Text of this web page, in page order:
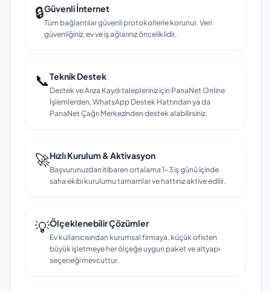
🔒Güvenli İnternet
Tüm bağlantılar güvenli protokollerle korunur. Veri
güvenliğiniz, ev ve iş ağlarınız önceliklidir.
📞Teknik Destek
Destek ve Arıza Kaydı talepleriniz için PanaNet Online
İşlemlerden, WhatsApp Destek Hattından ya da
PanaNet Çağrı Merkezinden destek alabilirsiniz.
🚀Hızlı Kurulum & Aktivasyon
Başvurunuzdan itibaren ortalama 1–3 iş günü içinde
saha ekibi kurulumu tamamlar ve hattınız aktive edilir.
💡Ölçeklenebilir Çözümler
Ev kullanıcısından kurumsal firmaya, küçük ofisten
büyük işletmeye her ölçeğe uygun paket ve altyapı
seçeneği mevcuttur.